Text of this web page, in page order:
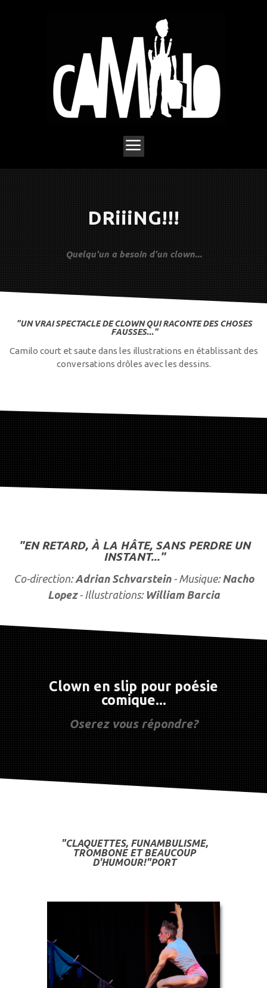
DRiiiNG!!!
Quelqu'un a besoin d'un clown...
"UN VRAI SPECTACLE DE CLOWN QUI RACONTE DES CHOSES
FAUSSES..."
Camilo court et saute dans les illustrations en établissant des
conversations drôles avec les dessins.
"EN RETARD, À LA HÂTE, SANS PERDRE UN
INSTANT..."
Co-direction:Adrian Schvarstein- Musique:Nacho
Lopez- Illustrations: William Barcia
Clown en slip pour poésie
comique...
Oserez vous répondre?
"CLAQUETTES, FUNAMBULISME,
TROMBONE ET BEAUCOUP
D'HUMOUR!"PORT